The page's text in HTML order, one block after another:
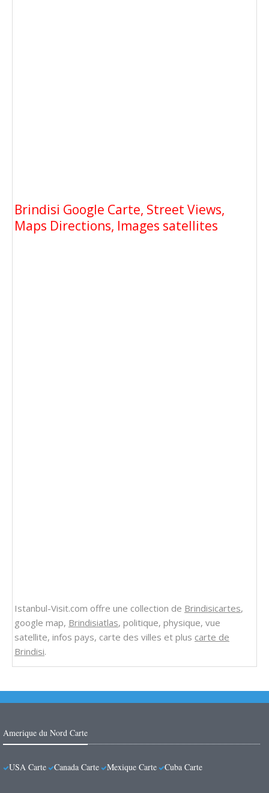
Brindisi Google Carte, Street Views,
Maps Directions, Images satellites
Istanbul-Visit.com offre une collection de Brindisicartes,
google map, Brindisiatlas, politique, physique, vue
satellite, infos pays, carte des villes et plus carte de
Brindisi.
Amerique du Nord Carte
USA Carte Canada Carte Mexique Carte Cuba Carte